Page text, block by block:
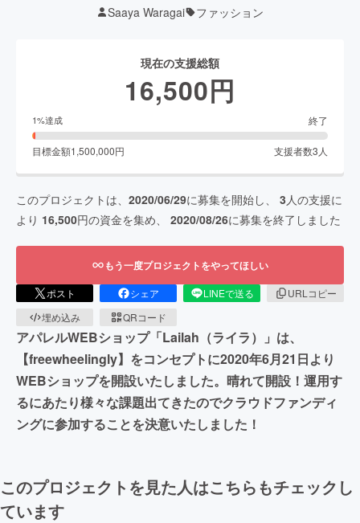
Saaya Waragai ファッション
現在の支援総額
16,500円
1%達成 終了
目標金額1,500,000円 支援者数3 人
このプロジェクトは、 2020/06/29に募集を開始し、 3 人の支援に
より 16,500円の資金を集め、 2020/08/26に募集を終了しました
もう一度プロジェクトをやってほしい
ポスト シェア LINEで送る
URLコピー
埋め込み
QRコード
アパレルWEBショップ「Lailah（ライラ）」は、
【freewheelingly】をコンセプトに2020年6月21日より
WEBショップを開設いたしました。晴れて開設！運用す
るにあたり様々な課題出てきたのでクラウドファンディ
ングに参加することを決意いたしました！
このプロジェクトを見た人はこちらもチェックし
ています